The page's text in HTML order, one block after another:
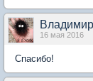
16 мая 2016
Спасибо!